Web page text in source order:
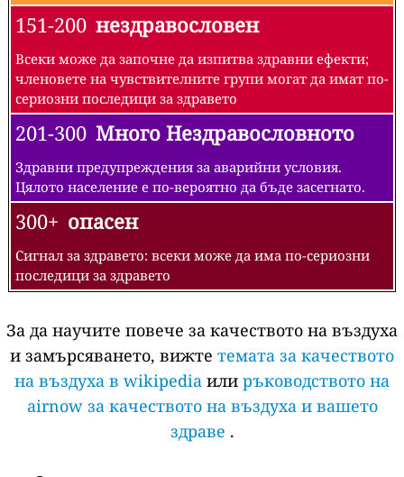
151-200 нездравословен
Всеки може да започне да изпитва здравни ефекти;
членовете на чувствителните групи могат да имат по-
сериозни последици за здравето
201-300 Много Нездравословното
Здравни предупреждения за аварийни условия.
Цялото население е по-вероятно да бъде засегнато.
300+ опасен
Сигнал за здравето: всеки може да има по-сериозни
последици за здравето
За да научите повече за качеството на въздуха
и замърсяването, вижте темата за качеството
на въздуха в wikipedia или ръководството на
airnow за качеството на въздуха и вашето
здраве .